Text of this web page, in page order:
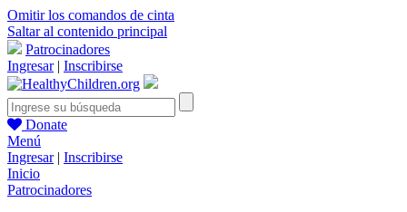
Omitir los comandos de cinta
Saltar al contenido principal
Patrocinadores
Ingresar| Inscribirse
Donate
Menú
Ingresar| Inscribirse
Inicio
Patrocinadores